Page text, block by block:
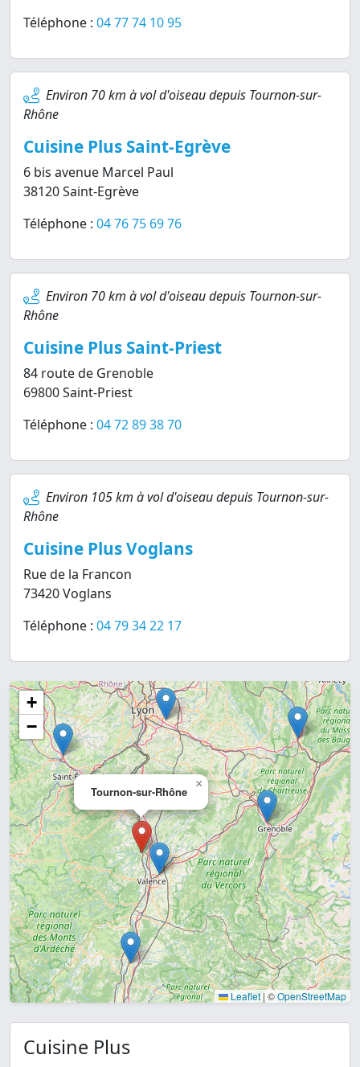
Téléphone : 04 77 74 10 95
Environ 70 km à vol d'oiseau depuis Tournon-sur-
Rhône
Cuisine Plus Saint-Egrève
6 bis avenue Marcel Paul
38120 Saint-Egrève
Téléphone : 04 76 75 69 76
Environ 70 km à vol d'oiseau depuis Tournon-sur-
Rhône
Cuisine Plus Saint-Priest
84 route de Grenoble
69800 Saint-Priest
Téléphone : 04 72 89 38 70
Environ 105 km à vol d'oiseau depuis Tournon-sur-
Rhône
Cuisine Plus Voglans
Rue de la Francon
73420 Voglans
Téléphone : 04 79 34 22 17
Tournon-sur-Rhône
×
+
−
Leaflet | ©OpenStreetMap
Cuisine Plus